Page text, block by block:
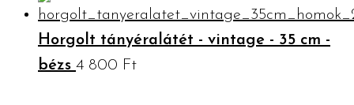
Horgolt tányéralátét - vintage - 35 cm -
bézs 4 800 Ft